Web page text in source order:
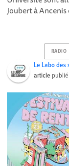
Joubert à
RADIO
Le Labo des
article